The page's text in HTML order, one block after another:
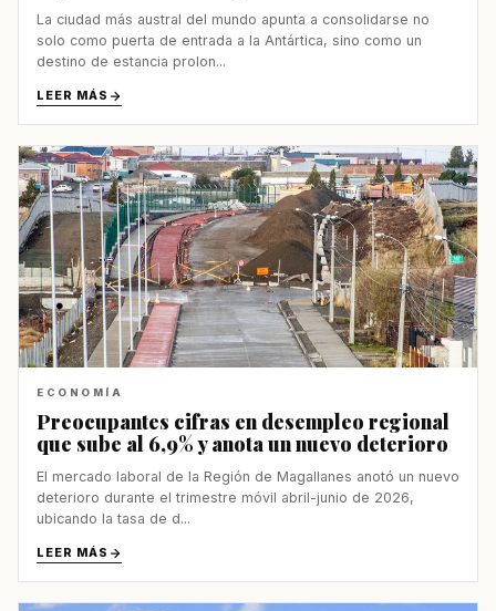
La ciudad más austral del mundo apunta a consolidarse no
solo como puerta de entrada a la Antártica, sino como un
destino de estancia prolon...
LEER MÁS
ECONOMÍA
Preocupantes cifras en desempleo regional
que sube al 6,9% y anota un nuevo deterioro
El mercado laboral de la Región de Magallanes anotó un nuevo
deterioro durante el trimestre móvil abril-junio de 2026,
ubicando la tasa de d...
LEER MÁS